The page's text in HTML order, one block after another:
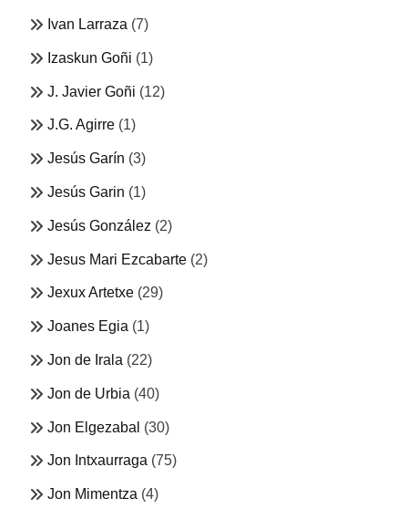
Ivan Larraza (7)
Izaskun Goñi (1)
J. Javier Goñi (12)
J.G. Agirre (1)
Jesús Garín (3)
Jesús Garin (1)
Jesús González (2)
Jesus Mari Ezcabarte (2)
Jexux Artetxe (29)
Joanes Egia (1)
Jon de Irala (22)
Jon de Urbia (40)
Jon Elgezabal (30)
Jon Intxaurraga (75)
Jon Mimentza (4)